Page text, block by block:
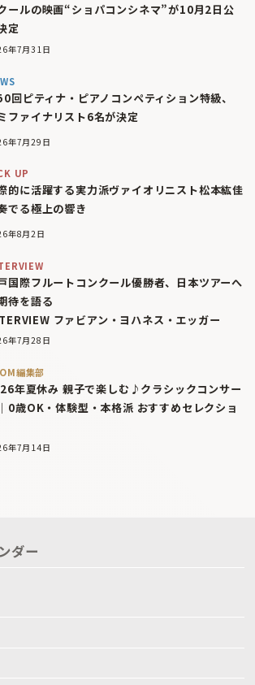
ールの映画“ショパコンシネマ”が10月2日公
定
年7月31日
回ピティナ・ピアノコンペティション特級、
ファイナリスト6名が決定
年7月29日
UP
的に活躍する実力派ヴァイオリニスト松本紘佳
でる極上の響き
年8月2日
国際フルートコンクール優勝者、日本ツアーへ
待を語る
ファビアン・ヨハネス・エッガー
年7月28日
編集部
年夏休み 親子で楽しむ♪クラシックコンサー
0歳OK・体験型・本格派 おすすめセレクショ
年7月14日
ダー